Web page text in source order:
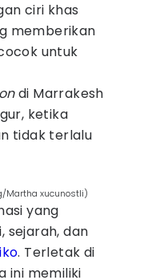
ciri khas
memberikan
untuk
di Marrakesh
ketika
tidak terlalu
Martha xucunostli)
yang
sejarah, dan
. Terletak di
ini memiliki